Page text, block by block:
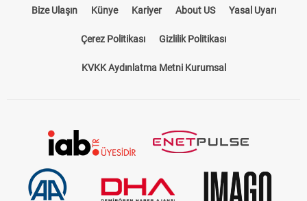
Bize Ulaşın Künye Kariyer About US Yasal Uyarı
Çerez Politikası Gizlilik Politikası
KVKK Aydınlatma Metni Kurumsal